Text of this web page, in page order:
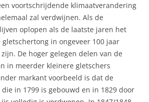
voortschrijdende klimaatverandering
zal verdwijnen. Als de
oplopen als de laatste jaren het
in ongeveer 100 jaar
De hoger gelegen delen van de
in meerder kleinere gletschers
markant voorbeeld is dat de
in 1799 is gebouwd en in 1829 door